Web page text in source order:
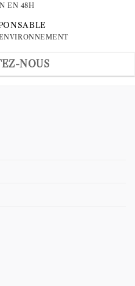
EN 48H
NOUS